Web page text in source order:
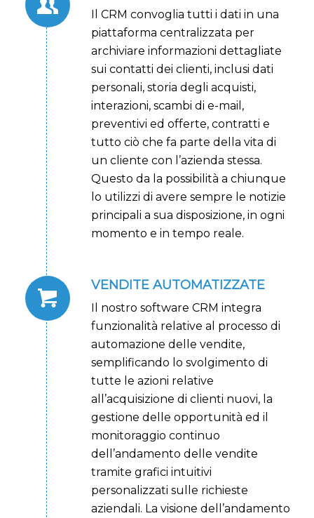
Il CRM convoglia tutti i dati in una
piattaforma centralizzata per
archiviare informazioni dettagliate
sui contatti dei clienti, inclusi dati
personali, storia degli acquisti,
interazioni, scambi di e-mail,
preventivi ed offerte, contratti e
tutto ciò che fa parte della vita di
un cliente con l’azienda stessa.
Questo da la possibilità a chiunque
lo utilizzi di avere sempre le notizie
principali a sua disposizione, in ogni
momento e in tempo reale.
VENDITE AUTOMATIZZATE
Il nostro software CRM integra
funzionalità relative al processo di
automazione delle vendite,
semplificando lo svolgimento di
tutte le azioni relative
all’acquisizione di clienti nuovi, la
gestione delle opportunità ed il
monitoraggio continuo
dell’andamento delle vendite
tramite grafici intuitivi
personalizzati sulle richieste
aziendali. La visione dell’andamento